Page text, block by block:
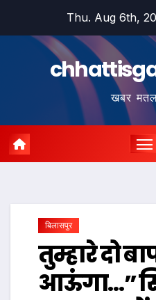
Thu. Aug 6th,
खबर
बिलासपुर
तुम्हारे दो
आऊंगा…”